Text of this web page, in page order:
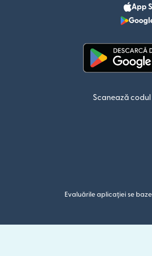
App
Scanează
Evaluările aplicației se